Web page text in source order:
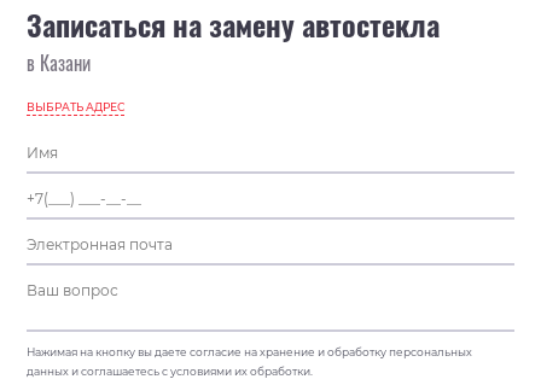
Записаться на замену автостекла
в Казани
ВЫБРАТЬ АДРЕС
Нажимая на кнопку вы даете согласие на хранение и обработку персональных
данных и соглашаетесь с условиями их обработки.